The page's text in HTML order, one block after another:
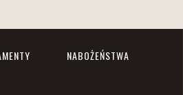
NABOŻEŃSTWA